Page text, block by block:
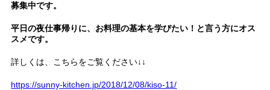
募集中です。
平日の夜仕事帰りに、お料理の基本を学びたい！と言う方にオス
スメです。
詳しくは、こちらをご覧ください↓↓
https://sunny-kitchen.jp/2018/12/08/kiso-11/